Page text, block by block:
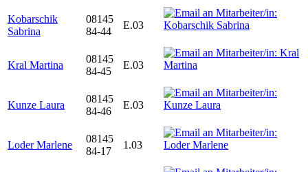
Kobarschik
Sabrina
08145
84-44
E.03
Kral Martina
08145
84-45
E.03
Kunze Laura
08145
84-46
E.03
Loder Marlene
08145
84-17
1.03